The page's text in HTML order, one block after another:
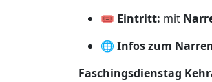
🎟️ Eintritt: mit
🌐 Infos zum
Faschingsdienstag